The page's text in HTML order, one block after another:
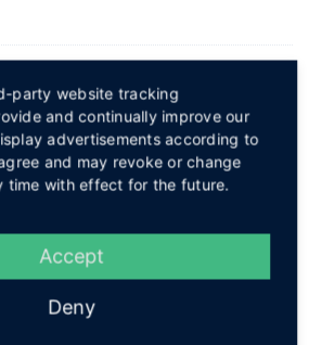
party website tracking
and continually improve our
advertisements according to
and may revoke or change
time with effect for the future.
Accept
Deny